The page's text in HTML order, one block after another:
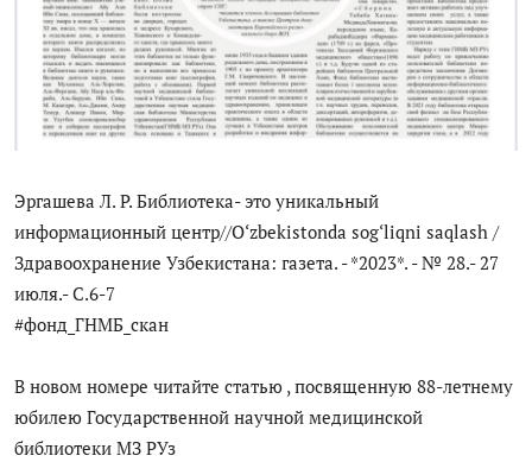
Проблемы Арала
Антикоррупция
Эргашева Л. Р. Библиотека- это уникальный
информационный центр//O‘zbekistonda sog‘liqni saqlash /
Здравоохранение Узбекистана: газета. - *2023*. - № 28.- 27
июля.- С.6-7
#фонд_ГНМБ_скан
В новом номере читайте статью , посвященную 88-летнему
юбилею Государственной научной медицинской
библиотеки МЗ РУз